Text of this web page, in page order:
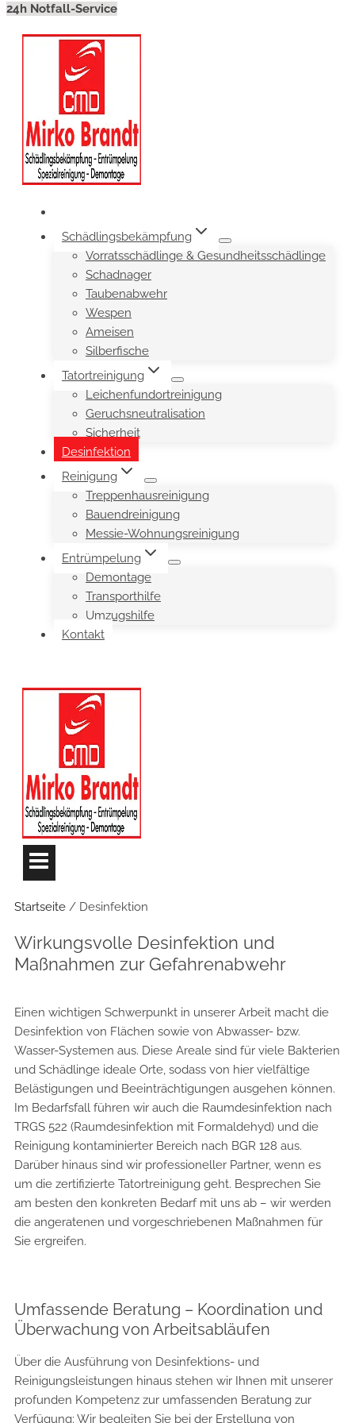
24h Notfall-Service
Schädlingsbekämpfung
Vorratsschädlinge & Gesundheitsschädlinge
Schadnager
Taubenabwehr
Wespen
Ameisen
Silberfische
Tatortreinigung
Leichenfundortreinigung
Geruchsneutralisation
Sicherheit
Desinfektion
Reinigung
Treppenhausreinigung
Bauendreinigung
Messie-Wohnungsreinigung
Entrümpelung
Demontage
Transporthilfe
Umzugshilfe
Kontakt
Startseite / Desinfektion
Wirkungsvolle Desinfektion und
Maßnahmen zur Gefahrenabwehr
Einen wichtigen Schwerpunkt in unserer Arbeit macht die
Desinfektion von Flächen sowie von Abwasser- bzw.
Wasser-Systemen aus. Diese Areale sind für viele Bakterien
und Schädlinge ideale Orte, sodass von hier vielfältige
Belästigungen und Beeinträchtigungen ausgehen können.
Im Bedarfsfall führen wir auch die Raumdesinfektion nach
TRGS 522 (Raumdesinfektion mit Formaldehyd) und die
Reinigung kontaminierter Bereich nach BGR 128 aus.
Darüber hinaus sind wir professioneller Partner, wenn es
um die zertifizierte Tatortreinigung geht. Besprechen Sie
am besten den konkreten Bedarf mit uns ab – wir werden
die angeratenen und vorgeschriebenen Maßnahmen für
Sie ergreifen.
Umfassende Beratung – Koordination und
Überwachung von Arbeitsabläufen
Über die Ausführung von Desinfektions- und
Reinigungsleistungen hinaus stehen wir Ihnen mit unserer
profunden Kompetenz zur umfassenden Beratung zur
Verfügung: Wir begleiten Sie bei der Erstellung von